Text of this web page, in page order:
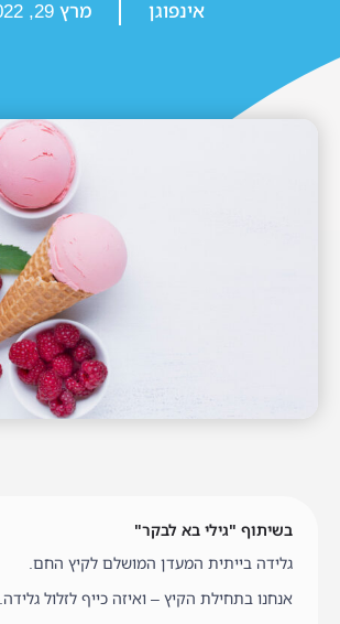
אינפוגן מרץ 29, 2022
בשיתוף "גילי בא לבקר"
גלידה בייתית המעדן המושלם לקיץ החם.
אנחנו בתחילת הקיץ – ואיזה כייף לזלול גלידה.